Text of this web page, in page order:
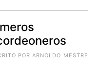
POR ARNOLDO MESTRE